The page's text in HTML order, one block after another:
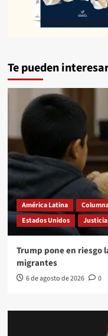
Te pueden
América Latina
Estados Unidos
Justicia
Trump pone en riesgo
migrantes
6 de agosto de 2026 0